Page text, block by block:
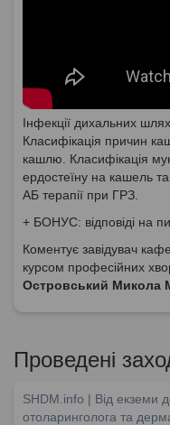
Інфекції дихальних
Класифікація причин
кашлю. Класифікація
ердостеїну на кашель
АБ терапії при ГРЗ.
+ БОНУС: відповіді на
Коментує завідувач
курсом професійних
Островський Микола
Проведені
SHDM.info | Від екземи
отоларинголога та